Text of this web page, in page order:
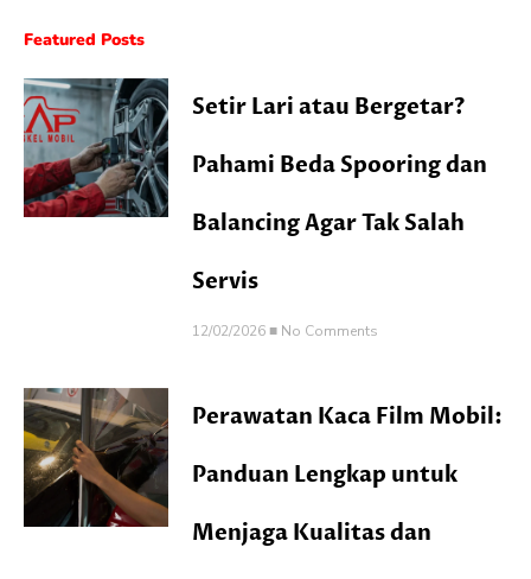
Featured Posts
Setir Lari atau Bergetar?
Pahami Beda Spooring dan
Balancing Agar Tak Salah
Servis
12/02/2026 No Comments
Perawatan Kaca Film Mobil:
Panduan Lengkap untuk
Menjaga Kualitas dan